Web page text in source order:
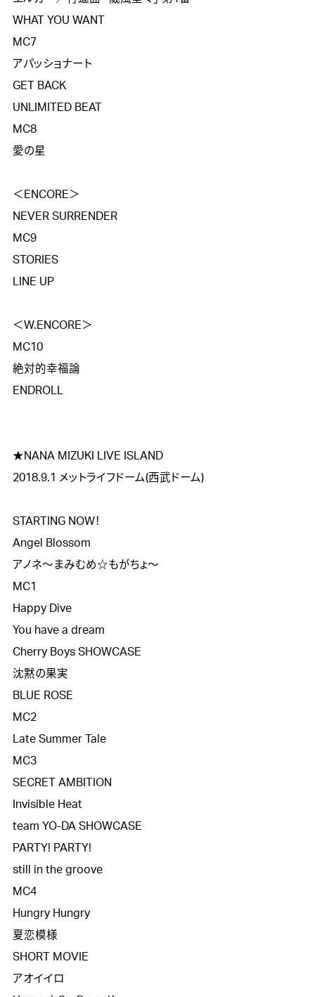
WHAT YOU WANT
MC7
アパッショナート
GET BACK
UNLIMITED BEAT
MC8
愛の星
＜ENCORE＞
NEVER SURRENDER
MC9
STORIES
LINE UP
＜W.ENCORE＞
MC10
絶対的幸福論
ENDROLL
★NANA MIZUKI LIVE ISLAND
2018.9.1 メットライフドーム(西武ドーム)
STARTING NOW！
Angel Blossom
アノネ～まみむめ☆もがちょ～
MC1
Happy Dive
You have a dream
Cherry Boys SHOWCASE
沈黙の果実
BLUE ROSE
MC2
Late Summer Tale
MC3
SECRET AMBITION
Invisible Heat
team YO-DA SHOWCASE
PARTY! PARTY!
still in the groove
MC4
Hungry Hungry
夏恋模様
SHORT MOVIE
アオイイロ